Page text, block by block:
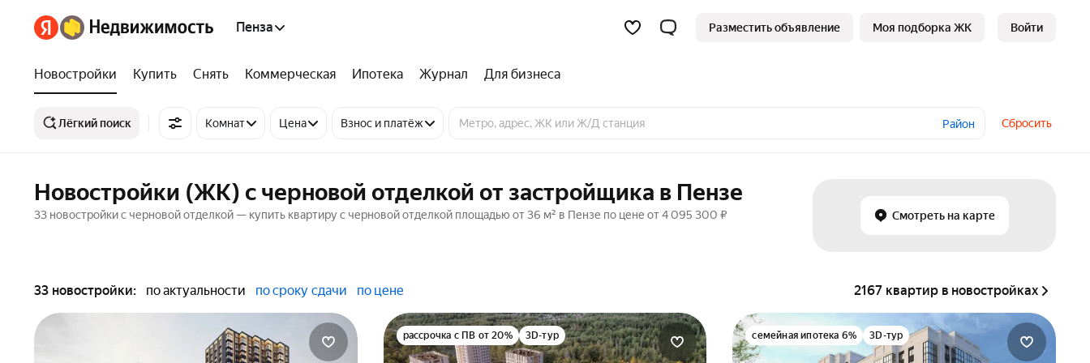
Пенза Разместить объявление Моя подборка ЖК Войти
Новостройки Купить Снять Коммерческая Ипотека Журнал Для бизнеса
Лёгкий поиск Комнат Цена Взнос и платёж Район Сбросить
Новостройки (ЖК) с черновой отделкой от застройщика в Пензе
33 новостройки с черновой отделкой — купить квартиру с черновой отделкой площадью от 36 м² в Пензе по цене от 4 095 300 ₽ Смотреть на карте
33 новостройки: по актуальности по сроку сдачи по цене 2167 квартир в новостройках
рассрочка с ПВ от 20% 3D-тур семейная ипотека 6% 3D-тур